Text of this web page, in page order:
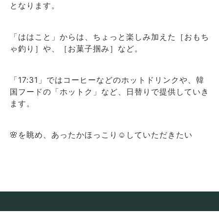
となります。
「ははこと」からは、ちょっと楽しみ加えた［おもち
ゃ釣り］や、［お菓子掴み］など。
「17:31」ではコーヒーなどのホットドリンクや、韓
国フードの「ホットク」など、日替りで提供していき
ます。
🌸を眺め、あったかほっこり☺️していただきたい